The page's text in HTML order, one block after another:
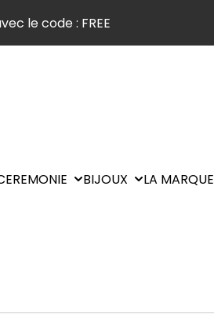
le code : FREE
BIJOUX LA MARQUE